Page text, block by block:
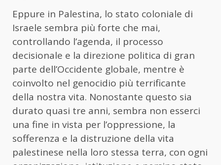
Eppure in Palestina, lo stato coloniale di
Israele sembra più forte che mai,
controllando l’agenda, il processo
decisionale e la direzione politica di gran
parte dell’Occidente globale, mentre è
coinvolto nel genocidio più terrificante
della nostra vita. Nonostante questo sia
durato quasi tre anni, sembra non esserci
una fine in vista per l’oppressione, la
sofferenza e la distruzione della vita
palestinese nella loro stessa terra, con ogni